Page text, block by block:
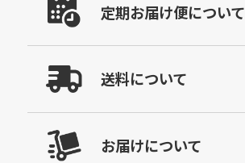
定期お届け便について
送料について
お届けについて